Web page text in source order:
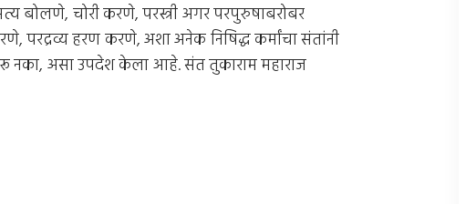
बोलणे, चोरी करणे, परस्त्री अगर परपुरुषाबरोबर
परद्रव्य हरण करणे, अशा अनेक निषिद्ध कर्मांचा संतांनी
नका, असा उपदेश केला आहे. संत तुकाराम महाराज